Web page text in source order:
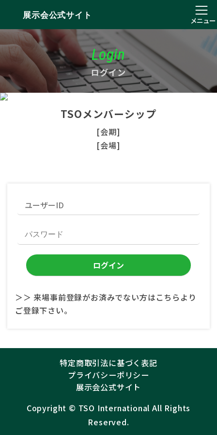
展示会公式サイト
メニュー
Login
ログイン
TSOメンバーシップ
[会期]
[会場]
＞＞ 来場事前登録がお済みでない方はこちらより
ご登録下さい。
特定商取引法に基づく表記
プライバシーポリシー
展示会公式サイト
Copyright ©︎ TSO International All Rights
Reserved.